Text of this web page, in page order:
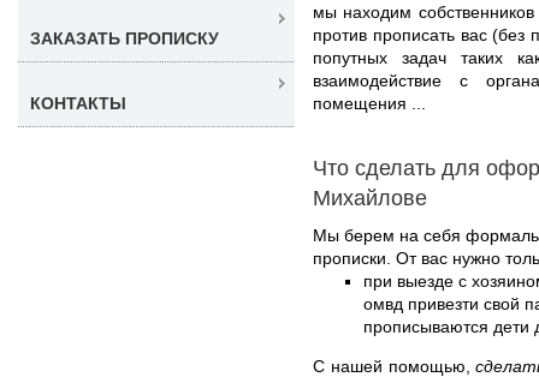
мы находим
против прописать вас
попутных задач таких
взаимодействие с
помещения ...
Что сделать для
Михайлове
Мы берем на себя
прописки. От вас нужно
при выезде с
омвд привезти свой
прописываются дети
С нашей помощью,
ЗАКАЗАТЬ ПРОПИСКУ
КОНТАКТЫ